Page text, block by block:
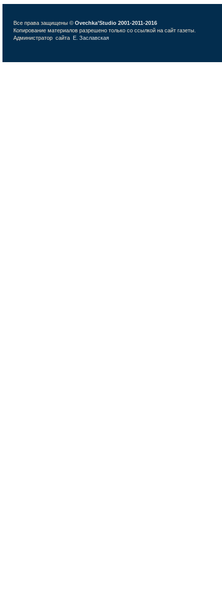
Все права защищены © Ovechka’Studio 2001-2011-2016
Копирование материалов разрешено только со ссылкой на сайт газеты.
Администратор сайта Е. Заславская